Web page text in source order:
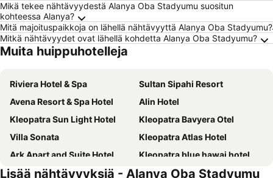
Mikä tekee nähtävyydestä Alanya Oba Stadyumu suositun
kohteessa Alanya?
Mitä majoituspaikkoja on lähellä nähtävyyttä Alanya Oba Stadyumu?
Mitkä nähtävyydet ovat lähellä kohdetta Alanya Oba Stadyumu?
Muita huippuhotelleja
Riviera Hotel & Spa
Sultan Sipahi Resort
Avena Resort & Spa Hotel
Alin Hotel
Kleopatra Sun Light Hotel
Kleopatra Bavyera Otel
Villa Sonata
Kleopatra Atlas Hotel
Ark Apart and Suite Hotel
Kleopatra blue hawai hotel
Remi Hotel
Blue Star Hotel
Lisää nähtävyyksiä - Alanya Oba Stadyumu